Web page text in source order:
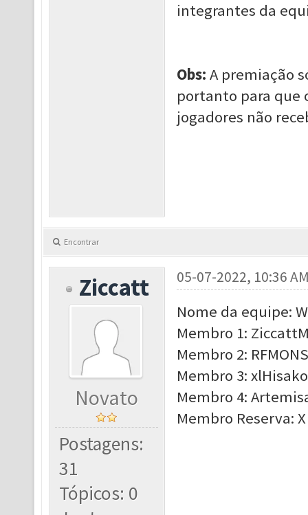
integrantes da
Obs: A premiação
portanto para que
jogadores não
Encontrar
Ziccatt
Novato
Postagens:
31
Tópicos: 0
05-07-2022, 10:36
Nome da equipe:
Membro 1:
Membro 2:
Membro 3:
Membro 4:
Membro Reserva: X